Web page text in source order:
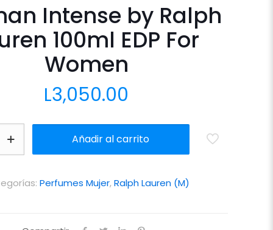
Intense by Ralph
100ml EDP For
Women
L3,050.00
Añadir al carrito
Perfumes Mujer,Ralph Lauren (M)